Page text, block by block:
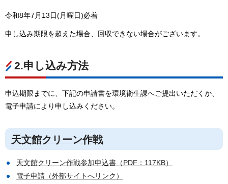
令和8年7月13日(月曜日)必着
申し込み期限を超えた場合、回収できない場合がございます。
2.申し込み方法
申込期限までに、下記の申請書を環境衛生課へご提出いただくか、
電子申請により申し込みください。
天文館クリーン作戦
天文館クリーン作戦参加申込書（PDF：117KB）
電子申請（外部サイトへリンク）